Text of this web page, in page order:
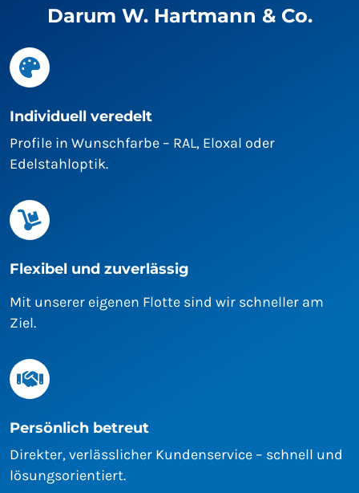
Darum W. Hartmann & Co.
Individuell veredelt
Profile in Wunschfarbe – RAL, Eloxal oder
Edelstahloptik.
Flexibel und zuverlässig
Mit unserer eigenen Flotte sind wir schneller am
Ziel.
Persönlich betreut
Direkter, verlässlicher Kundenservice – schnell und
lösungsorientiert.